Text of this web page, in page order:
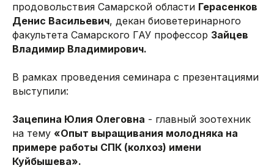
продовольствия Самарской области Герасенков
Денис Васильевич, декан биоветеринарного
факультета Самарского ГАУ профессор Зайцев
Владимир Владимирович.
В рамках проведения семинара с презентациями
выступили:
Зацепина Юлия Олеговна - главный зоотехник
на тему «Опыт выращивания молодняка на
примере работы СПК (колхоз) имени
Куйбышева».